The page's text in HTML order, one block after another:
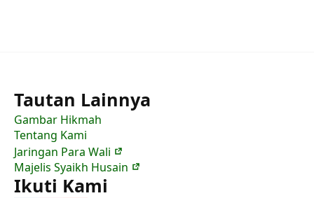
Tautan Lainnya
Gambar Hikmah
Tentang Kami
Jaringan Para Wali
Majelis Syaikh Husain
Ikuti Kami